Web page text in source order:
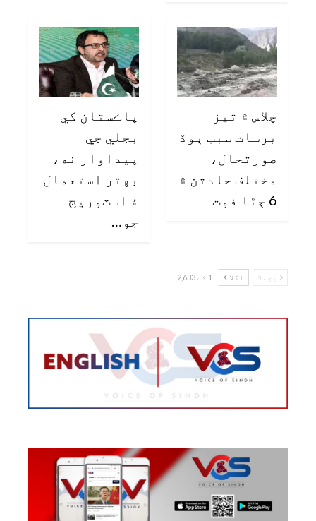
چلاس ۾ تيز
برسات سبب ٻوڏ
صورتحال،
مختلف حادثن ۾
6 ڄڻا فوت
پاڪستان کي
بجلي جي
پيداوار نه،
بهتر استعمال
۽ اسٽوريج
جو…
پچھلا اگلا 1 کے 2,633